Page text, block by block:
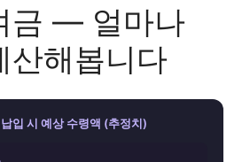
금 — 얼마나
산해봅니다
입 시 예상 수령액 (추정치)